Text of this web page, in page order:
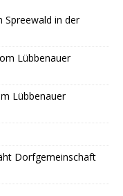
Spreewald in der
Lübbenauer
Lübbenauer
Dorfgemeinschaft